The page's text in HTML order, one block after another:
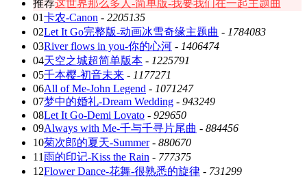
推荐这世界那么多人-简单版-我要我们在一起主题曲
01卡农-Canon - 2205135
02Let It Go完整版-动画冰雪奇缘主题曲 - 1784083
03River flows in you-你的心河 - 1406474
04天空之城超简单版本 - 1225791
05千本樱-初音未来 - 1177271
06All of Me-John Legend - 1071247
07梦中的婚礼-Dream Wedding - 943249
08Let It Go-Demi Lovato - 929650
09Always with Me-千与千寻片尾曲 - 884456
10菊次郎的夏天-Summer- 880670
11雨的印记-Kiss the Rain - 777375
12Flower Dance-花舞-很熟悉的旋律 - 731299